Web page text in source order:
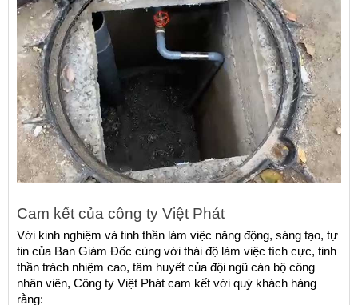
Cam kết của công ty Việt Phát
Với kinh nghiệm và tinh thần làm việc năng động, sáng tạo, tự
tin của Ban Giám Đốc cùng với thái độ làm việc tích cực, tinh
thần trách nhiệm cao, tâm huyết của đội ngũ cán bộ công
nhân viên, Công ty Việt Phát cam kết với quý khách hàng
rằng: